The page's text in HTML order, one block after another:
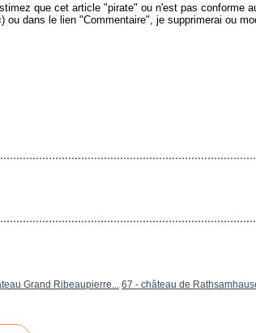
que cet article "pirate" ou n'est pas conforme
) ou dans le lien "Commentaire", je supprimerai ou
Grand Ribeaupierre... 67 - château de